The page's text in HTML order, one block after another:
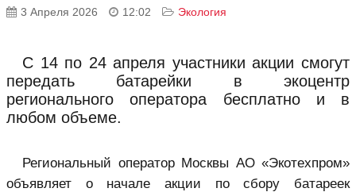
3 Апреля 2026 12:02 Экология
С 14 по 24 апреля участники акции смогут
передать батарейки в экоцентр
регионального оператора бесплатно и в
любом объеме.
Региональный оператор Москвы АО «Экотехпром»
объявляет о начале акции по сбору батареек